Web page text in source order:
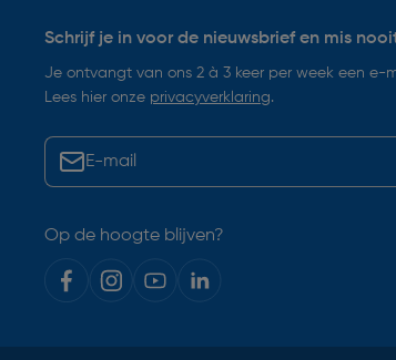
Schrijf je in voor de nieuwsbrief en mis
Je ontvangt van ons 2 à 3 keer per week een e-
Lees hier onze privacyverklaring.
Op de hoogte blijven?